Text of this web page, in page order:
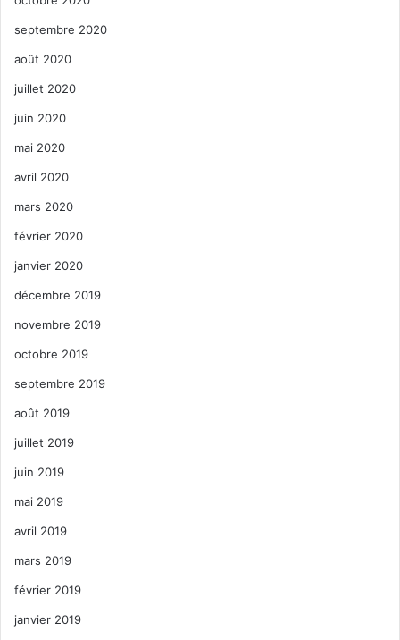
septembre 2020
août 2020
juillet 2020
juin 2020
mai 2020
avril 2020
mars 2020
février 2020
janvier 2020
décembre 2019
novembre 2019
octobre 2019
septembre 2019
août 2019
juillet 2019
juin 2019
mai 2019
avril 2019
mars 2019
février 2019
janvier 2019